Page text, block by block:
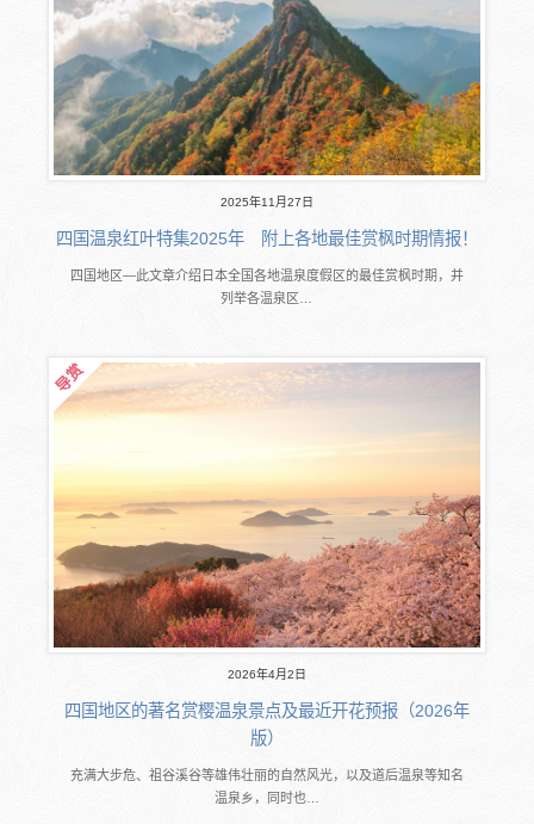
2025年11月27日
四国温泉红叶特集2025年 附上各地最佳赏枫时期情报！
四国地区―此文章介绍日本全国各地温泉度假区的最佳赏枫时期，并
列举各温泉区…
2026年4月2日
四国地区的著名赏樱温泉景点及最近开花预报（2026年
版）
充满大步危、祖谷溪谷等雄伟壮丽的自然风光，以及道后温泉等知名
温泉乡，同时也…